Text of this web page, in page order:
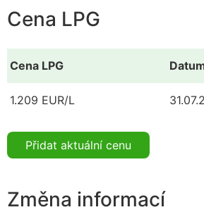
Cena LPG
Cena LPG
1.209 EUR/L
Přidat aktuální cenu
Změna informací